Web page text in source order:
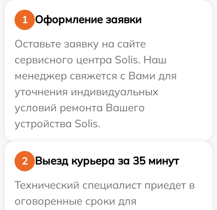
1
Оформление заявки
Оставьте заявку на сайте
сервисного центра Solis. Наш
менеджер свяжется с Вами для
уточнения индивидуальных
условий ремонта Вашего
устройства Solis.
2
Выезд курьера за 35 минут
Технический специалист приедет в
оговоренные сроки для